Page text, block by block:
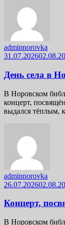
adminnorovka
31.07.2026
День села в
В Норовском
концерт,
выдался тёплым,
adminnorovka
26.07.2026
Концерт,
В Норовском